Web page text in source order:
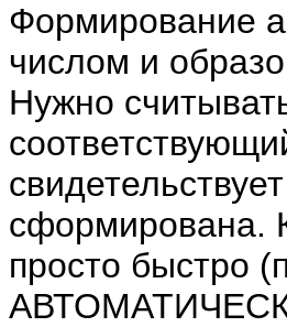
Формирование
числом и
Нужно
сформирована.
просто быстро